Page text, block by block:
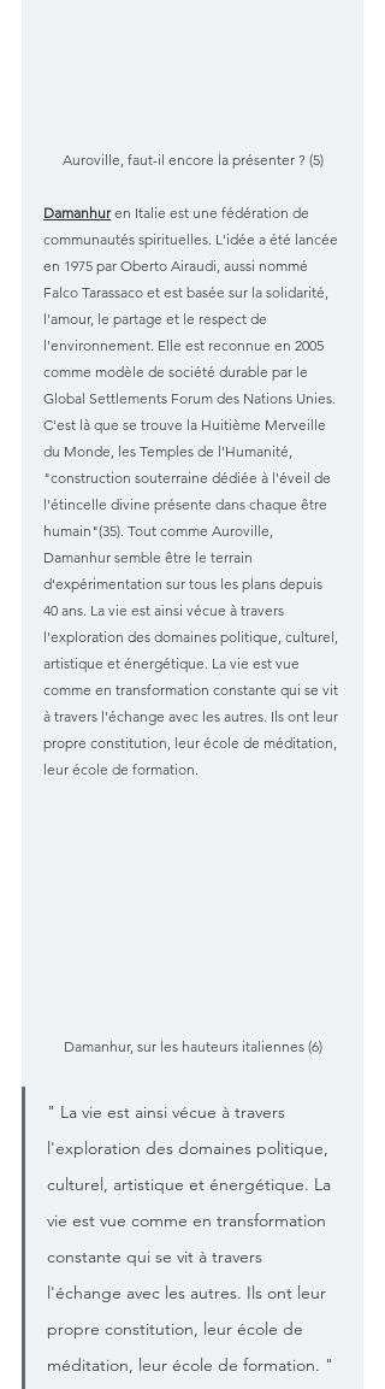
Auroville, faut-il encore la présenter ? (5)
Damanhur en Italie est une fédération de
communautés spirituelles. L'idée a été lancée
en 1975 par Oberto Airaudi, aussi nommé
Falco Tarassaco et est basée sur la solidarité,
l'amour, le partage et le respect de
l'environnement. Elle est reconnue en 2005
comme modèle de société durable par le
Global Settlements Forum des Nations Unies.
C'est là que se trouve la Huitième Merveille
du Monde, les Temples de l'Humanité,
"construction souterraine dédiée à l'éveil de
l'étincelle divine présente dans chaque être
humain"(35). Tout comme Auroville,
Damanhur semble être le terrain
d'expérimentation sur tous les plans depuis
40 ans. La vie est ainsi vécue à travers
l'exploration des domaines politique, culturel,
artistique et énergétique. La vie est vue
comme en transformation constante qui se vit
à travers l'échange avec les autres. Ils ont leur
propre constitution, leur école de méditation,
leur école de formation.
Damanhur, sur les hauteurs italiennes (6)
" La vie est ainsi vécue à travers
l'exploration des domaines politique,
culturel, artistique et énergétique. La
vie est vue comme en transformation
constante qui se vit à travers
l'échange avec les autres. Ils ont leur
propre constitution, leur école de
méditation, leur école de formation. "